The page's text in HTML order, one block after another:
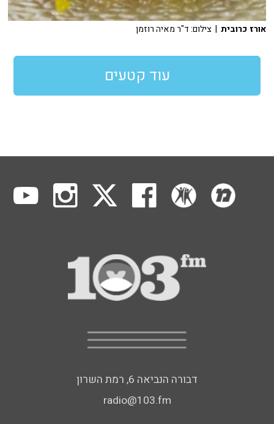
אורז כרובית | צילום: ד"ר מאיה רוזמן
עוד קטעים
דבורה הנביאה 6, רמת השרון
radio@103.fm